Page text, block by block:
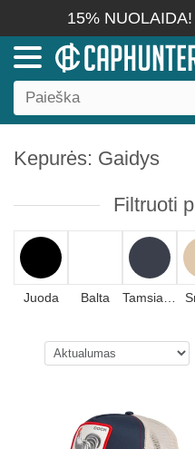
15% NUOLAIDA!
Kepurės: Gaidys
Filtruoti
Juoda Balta